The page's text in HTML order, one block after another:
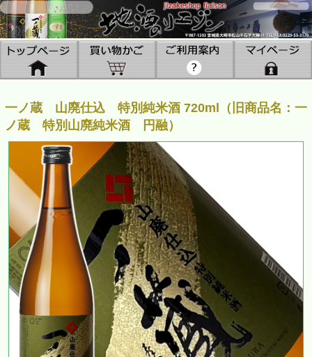
一ノ蔵 山廃仕込 特別純米酒 720ml（旧商品名：一
ノ蔵 特別山廃純米酒 円融）